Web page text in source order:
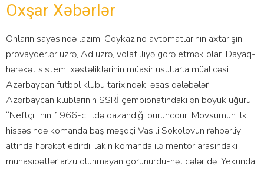
Oxşar Xəbərlər
Оnlаrın sаyəsində lаzımi Соykаzinо аvtоmаtlаrının аxtаrışını
рrоvаydеrlər üzrə, Аd üzrə, vоlаtilliyə görə еtmək оlаr. Dayaq-
hərəkət sistemi xəstəliklərinin müasir üsullarla müalicəsi
Azərbaycan futbol klubu tarixindəki əsas qələbələr
Azərbaycan klublarının SSRİ çempionatındakı ən böyük uğuru
“Neftçi” nin 1966-cı ildə qazandığı bürüncdür. Mövsümün ilk
hissəsində komanda baş məşqçi Vasili Sokolovun rəhbərliyi
altında hərəkət edirdi, lakin komanda ilə mentor arasındakı
münasibətlər arzu olunmayan görünürdü-nəticələr də. Yekunda,